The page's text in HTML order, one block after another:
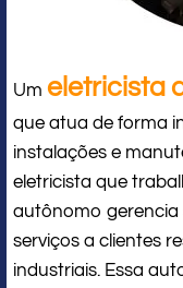
Um eletricista
que atua de forma
instalações e
eletricista que
autônomo gerencia
serviços a clientes
industriais. Essa